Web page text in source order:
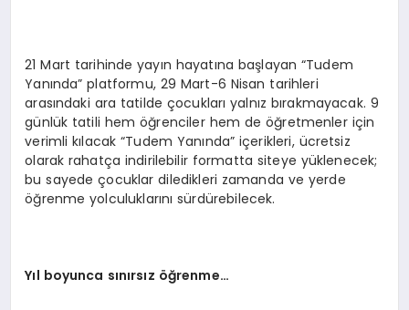
21 Mart tarihinde yayın hayatına başlayan “Tudem
Yanında” platformu, 29 Mart-6 Nisan tarihleri
arasındaki ara tatilde çocukları yalnız bırakmayacak. 9
günlük tatili hem öğrenciler hem de öğretmenler için
verimli kılacak “Tudem Yanında” içerikleri, ücretsiz
olarak rahatça indirilebilir formatta siteye yüklenecek;
bu sayede çocuklar diledikleri zamanda ve yerde
öğrenme yolculuklarını sürdürebilecek.
Yıl boyunca sınırsız öğrenme…